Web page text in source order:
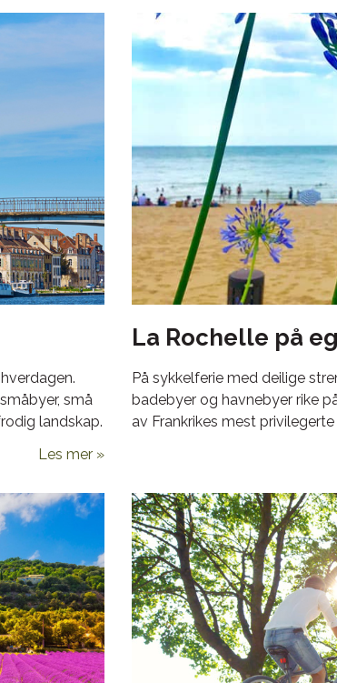
små
landskap.
Les mer
La Rochelle på
På sykkelferie med deilige
badebyer og havnebyer rike
av Frankrikes mest privilegerte